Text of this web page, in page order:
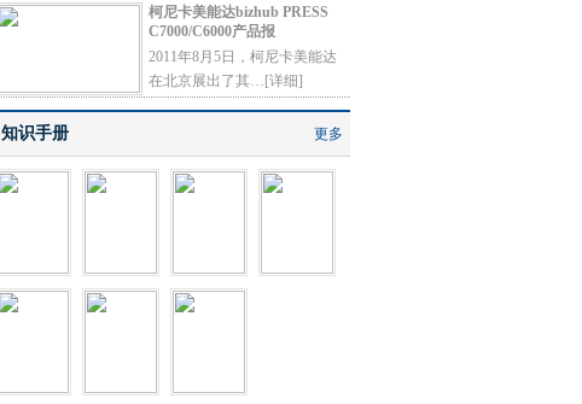
柯尼卡美能达bizhub PRESS
C7000/C6000产品报
2011年8月5日，柯尼卡美能达
在北京展出了其… [详细]
更多
知识手册